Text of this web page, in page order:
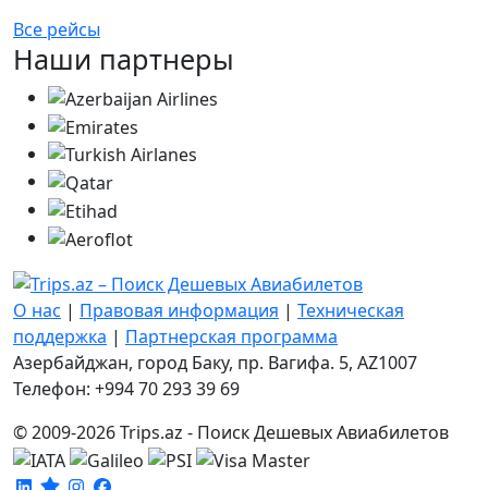
Все рейсы
Наши партнеры
О нас | Правовая информация | Техническая
поддержка | Партнерская программа
Азербайджан, город Баку, пр. Вагифа. 5, AZ1007
Телефон: +994 70 293 39 69
© 2009-2026 Trips.az - Поиск Дешевых Авиабилетов